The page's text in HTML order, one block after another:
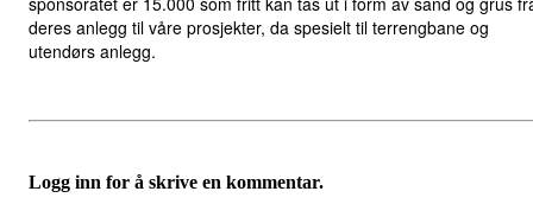
deres anlegg til våre prosjekter, da spesielt til terrengbane og
utendørs anlegg.
Logg inn for å skrive en kommentar.